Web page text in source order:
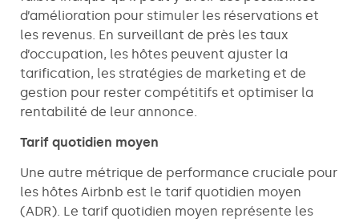
d’amélioration pour stimuler les réservations et
les revenus. En surveillant de près les taux
d’occupation, les hôtes peuvent ajuster la
tarification, les stratégies de marketing et de
gestion pour rester compétitifs et optimiser la
rentabilité de leur annonce.
Tarif quotidien moyen
Une autre métrique de performance cruciale pour
les hôtes Airbnb est le tarif quotidien moyen
(ADR). Le tarif quotidien moyen représente les